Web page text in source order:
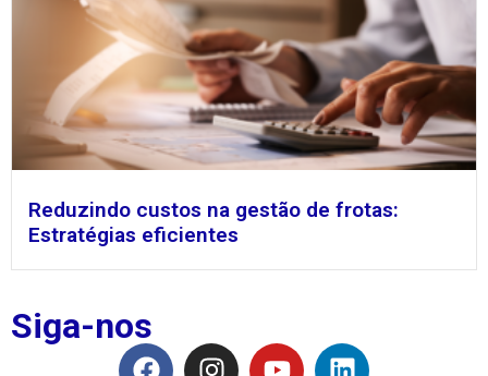
Reduzindo custos na gestão de frotas:
Estratégias eficientes
Siga-nos